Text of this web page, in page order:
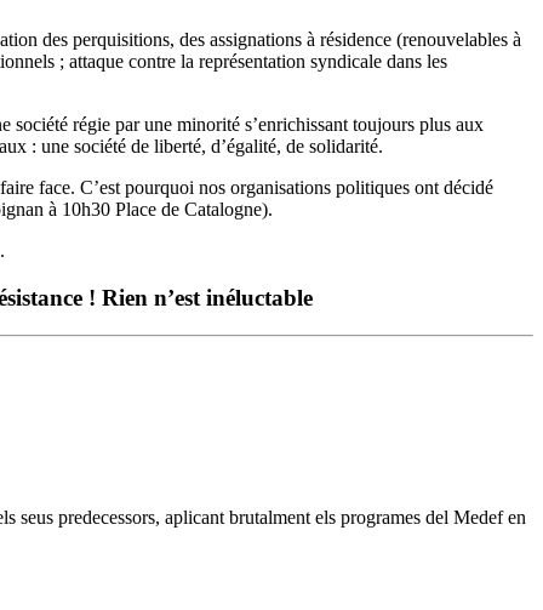
des perquisitions, des assignations à résidence (renouvelables à
; attaque contre la représentation syndicale dans les
régie par une minorité s’enrichissant toujours plus aux
: une société de liberté, d’égalité, de solidarité.
face. C’est pourquoi nos organisations politiques ont décidé
à 10h30 Place de Catalogne).
! Rien n’est inéluctable
predecessors, aplicant brutalment els programes del Medef en